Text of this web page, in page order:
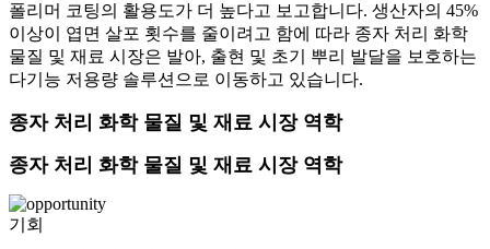
폴리머 코팅의 활용도가 더 높다고 보고합니다. 생산자의 45%
이상이 엽면 살포 횟수를 줄이려고 함에 따라 종자 처리 화학
물질 및 재료 시장은 발아, 출현 및 초기 뿌리 발달을 보호하는
다기능 저용량 솔루션으로 이동하고 있습니다.
종자 처리 화학 물질 및 재료 시장 역학
종자 처리 화학 물질 및 재료 시장 역학
기회